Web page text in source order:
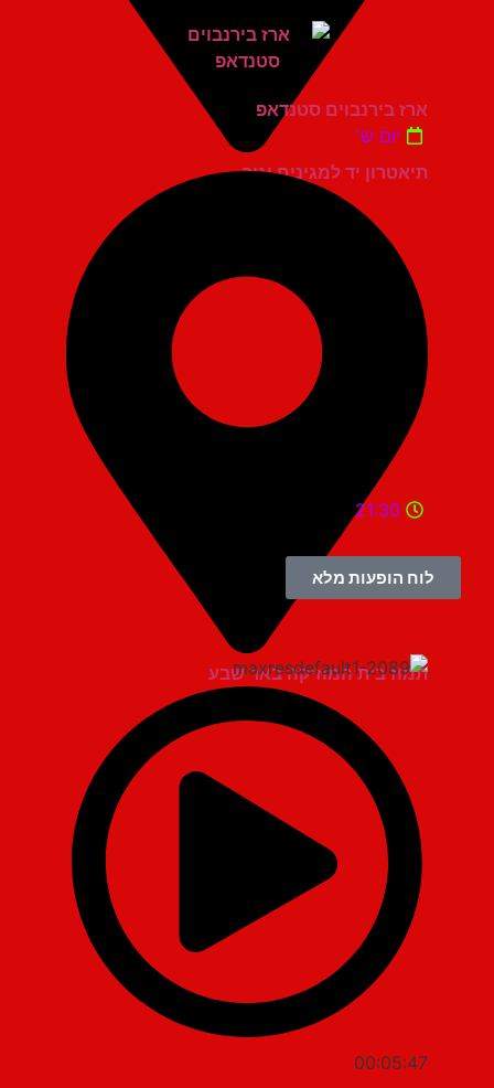
תיאטרון יד למגינים יגור
ארז בירנבוים סטנדאפ
יום ש'
תמוז בית המוזיקה באר שבע
21:30
לוח הופעות מלא
00:05:47